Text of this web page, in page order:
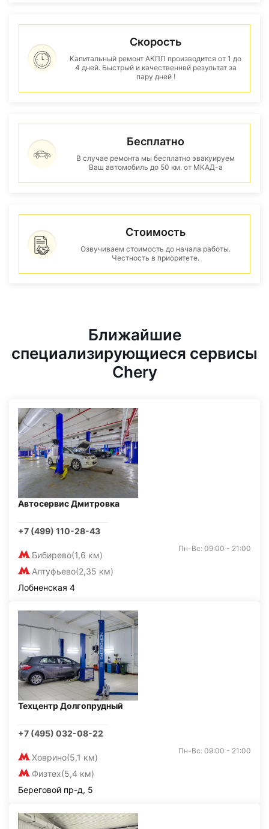
Скорость
Капитальный ремонт АКПП производится от 1 до
4 дней. Быстрый и качественнвй результат за
пару дней !
Бесплатно
В случае ремонта мы бесплатно эвакуируем
Ваш автомобиль до 50 км. от МКАД-а
Стоимость
Озвучиваем стоимость до начала работы.
Честность в приоритете.
Ближайшие
специализирующиеся сервисы
Chery
Автосервис Дмитровка
+7 (499) 110-28-43
Бибирево(1,6 км)
Алтуфьево(2,35 км)
Пн-Вс: 09:00 - 21:00
Лобненская 4
Техцентр Долгопрудный
+7 (495) 032-08-22
Ховрино(5,1 км)
Физтех(5,4 км)
Пн-Вс: 09:00 - 21:00
Береговой пр-д, 5